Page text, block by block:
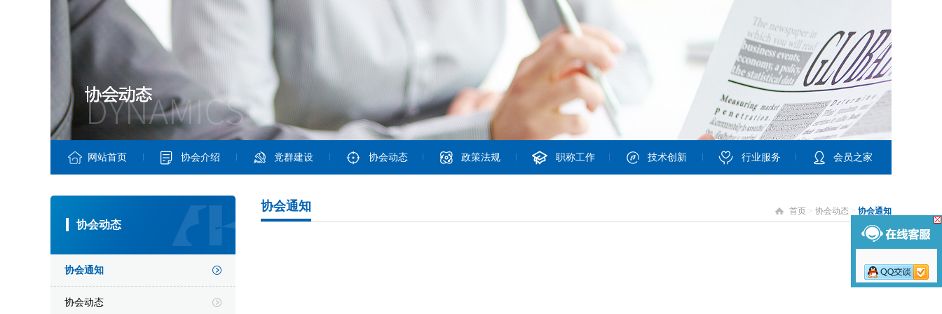
网站首页 协会介绍 党群建设 协会动态 政策法规 职称工作 技术创新 行业服务 会员之家
协会动态
协会通知
协会动态
首页 > 协会动态 > 协会通知
协会通知